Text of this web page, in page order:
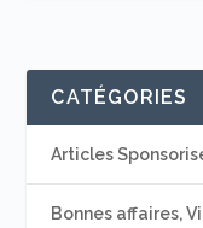
CATÉGORIES
Articles
Bonnes affaires,